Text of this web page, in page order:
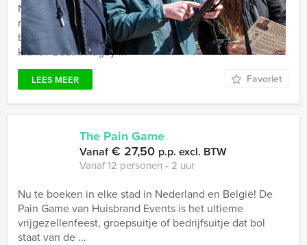
Net als bij de Six Nations Cup eens lekker tegen elkaar
rugbyen voor een grote beker? Maak van uw
bedrijfsuitje of groepsuitje een echte teambuildings
kraker. Beach Rugby ...
LEES MEER Favoriet
The Pain Game
Vanaf€ 27,50 p.p. excl. BTW
Vanaf 12 personen ‐ 2 uur
Nu te boeken in elke stad in Nederland en België! De
Pain Game van Huisbrand Events is het ultieme
vrijgezellenfeest, groepsuitje of bedrijfsuitje dat bol
staat van de ...